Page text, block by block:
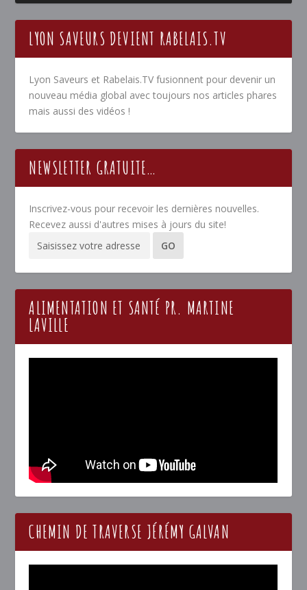
LYON SAVEURS DEVIENT RABELAIS.TV
Lyon Saveurs et Rabelais.TV fusionnent pour devenir un
nouveau média global avec toujours nos articles phares
mais aussi des vidéos !
NEWSLETTER GRATUITE…
Inscrivez-vous pour recevoir les dernières nouvelles.
Recevez aussi d'autres mises à jours du site!
ALIMENTATION ET SANTÉ PR. MARTINE
LAVILLE
CHEMIN DE TRAVERSE JÉRÉMY GALVAN